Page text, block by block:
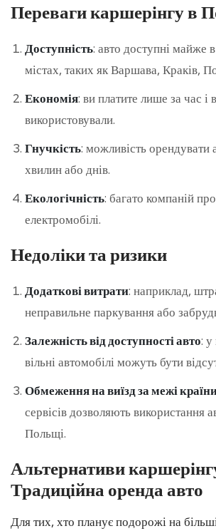
Переваги каршерінгу в
Доступність: авто доступні майже
містах, таких як Варшава, Краків,
Економія: ви платите лише за час і
використовували.
Гнучкість: можливість орендувати
хвилин або днів.
Екологічність: багато компаній
електромобілі.
Недоліки та ризики
Додаткові витрати: наприклад,
неправильне паркування або
Залежність від доступності авто: у
вільні автомобілі можуть бути
Обмеження на виїзд за межі
сервісів дозволяють використання
Польщі.
Альтернативи
Традиційна оренда авто
Для тих, хто планує подорожі на